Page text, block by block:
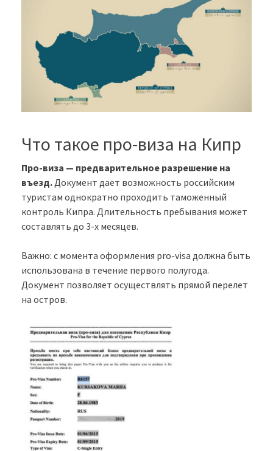
Что такое про-виза на Кипр
Про-виза — предварительное разрешение на
въезд.Документ дает возможность российским
туристам однократно проходить таможенный
контроль Кипра. Длительность пребывания может
составлять до 3-х месяцев.
Важно: с момента оформления pro-visa должна быть
использована в течение первого полугода.
Документ позволяет осуществлять прямой перелет
на остров.